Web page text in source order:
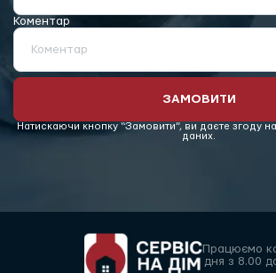
Коментар
Коментар
ЗАМОВИТИ
Натискаючи кнопку “Замовити”, ви даєте згоду
даних.
Працюємо
дня з 8.00